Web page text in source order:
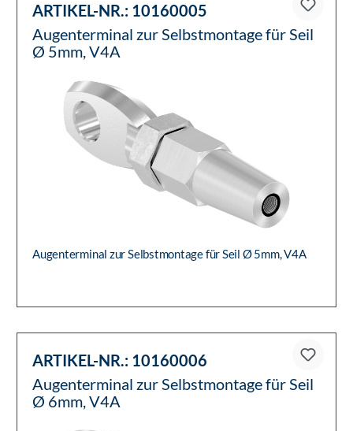
ARTIKEL-NR.: 10160005
Augenterminal zur Selbstmontage für Seil
Ø 5mm, V4A
Augenterminal zur Selbstmontage für Seil Ø 5mm, V4A
ARTIKEL-NR.: 10160006
Augenterminal zur Selbstmontage für Seil
Ø 6mm, V4A